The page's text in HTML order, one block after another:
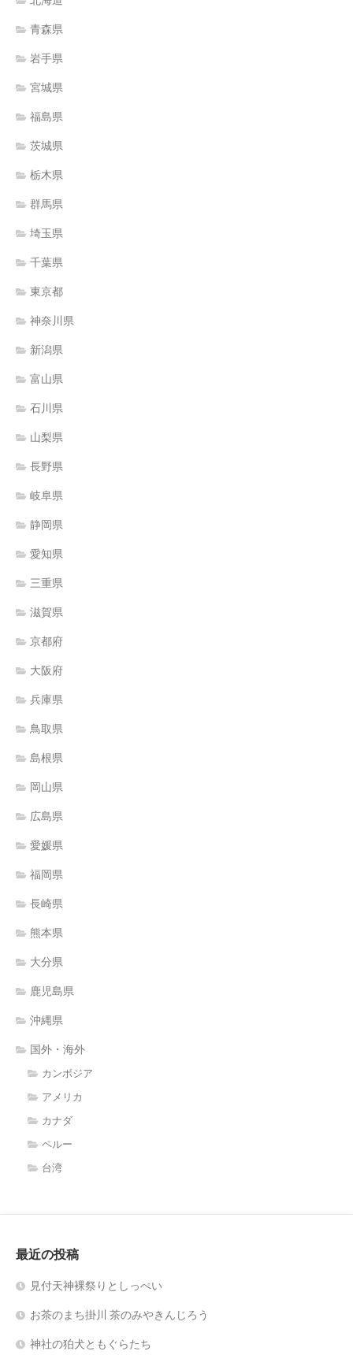
青森県
岩手県
宮城県
福島県
茨城県
栃木県
群馬県
埼玉県
千葉県
東京都
神奈川県
新潟県
富山県
石川県
山梨県
長野県
岐阜県
静岡県
愛知県
三重県
滋賀県
京都府
大阪府
兵庫県
鳥取県
島根県
岡山県
広島県
愛媛県
福岡県
長崎県
熊本県
大分県
鹿児島県
沖縄県
国外・海外
カンボジア
アメリカ
カナダ
ペルー
台湾
最近の投稿
見付天神裸祭りとしっぺい
お茶のまち掛川 茶のみやきんじろう
神社の狛犬ともぐらたち